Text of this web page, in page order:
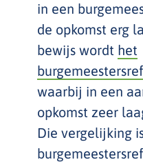
in een
de opkomst erg
bewijs wordt het
waarbij in een
opkomst zeer
Die vergelijking